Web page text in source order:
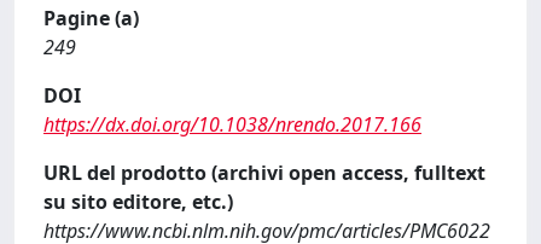
Pagine (a)
249
DOI
https://dx.doi.org/10.1038/nrendo.2017.166
URL del prodotto (archivi open access, fulltext
su sito editore, etc.)
https://www.ncbi.nlm.nih.gov/pmc/articles/PMC6022